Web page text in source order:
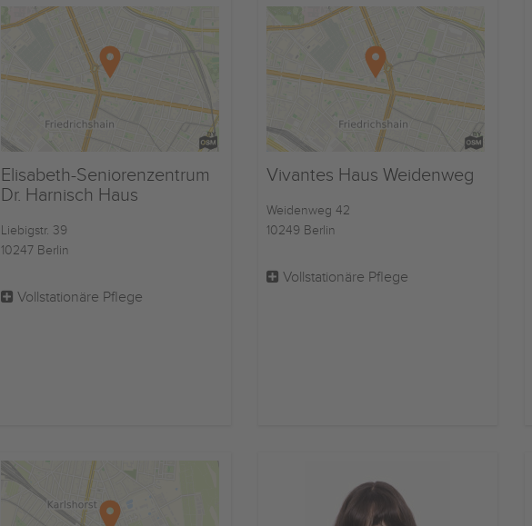
Elisabeth-Seniorenzentrum
Dr. Harnisch Haus
Liebigstr. 39
10247 Berlin
Vollstationäre Pflege
Vivantes Haus Weidenweg
Weidenweg 42
10249 Berlin
Vollstationäre Pflege